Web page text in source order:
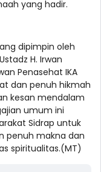
yang hadir.
dipimpin oleh
H. Irwan
Penasehat IKA
dan penuh hikmah
kesan mendalam
umum ini
Sidrap untuk
penuh makna dan
spiritualitas.(MT)